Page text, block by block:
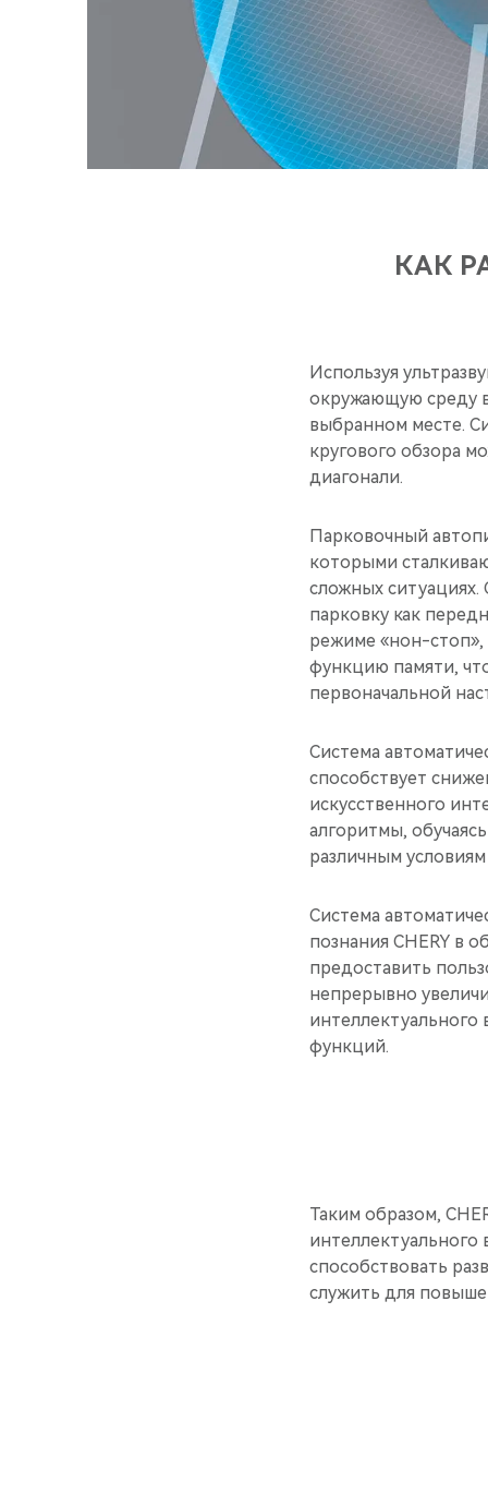
КАК
Используя
окружающую среду
выбранном месте.
кругового обзора
диагонали.
Парковочный
которыми
сложных
парковку как
режиме «нон-стоп»,
функцию памяти,
первоначальной
Система
способствует
искусственного
алгоритмы,
различным
Система
познания CHERY в
предоставить
непрерывно
функций.
Таким образом,
способствовать
служить для